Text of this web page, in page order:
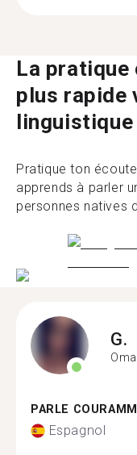
La pratique
plus rapide
linguistique
Pratique ton
apprends à parler
personnes natives
G.
PARLE
Espagnol